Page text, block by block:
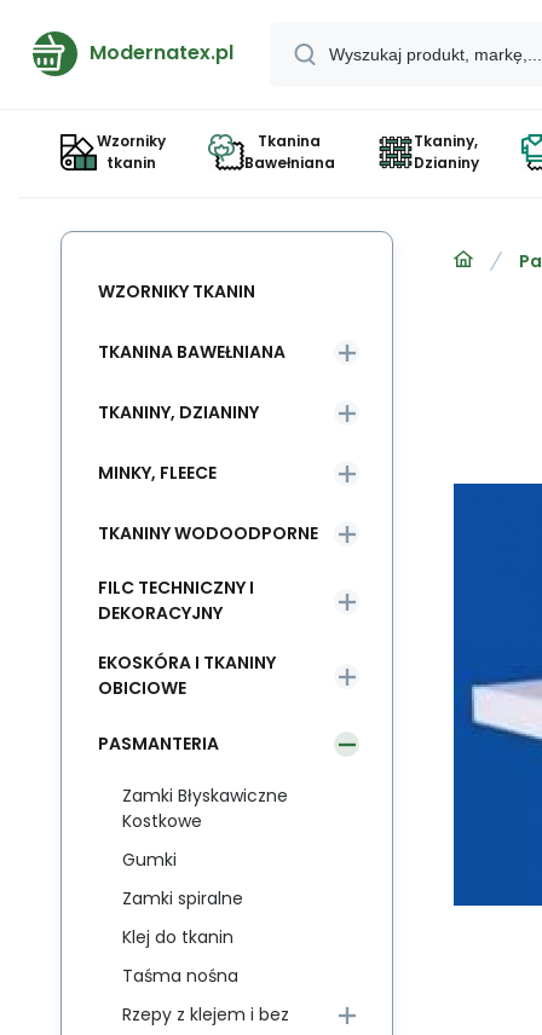
Modernatex.pl
Wzorniky
tkanin
Tkanina
Bawełniana
Tkaniny,
Dzianiny
WZORNIKY TKANIN
TKANINA BAWEŁNIANA
TKANINY, DZIANINY
MINKY, FLEECE
TKANINY WODOODPORNE
FILC TECHNICZNY I
DEKORACYJNY
EKOSKÓRA I TKANINY
OBICIOWE
PASMANTERIA
Zamki Błyskawiczne
Kostkowe
Gumki
Zamki spiralne
Klej do tkanin
Taśma nośna
Rzepy z klejem i bez